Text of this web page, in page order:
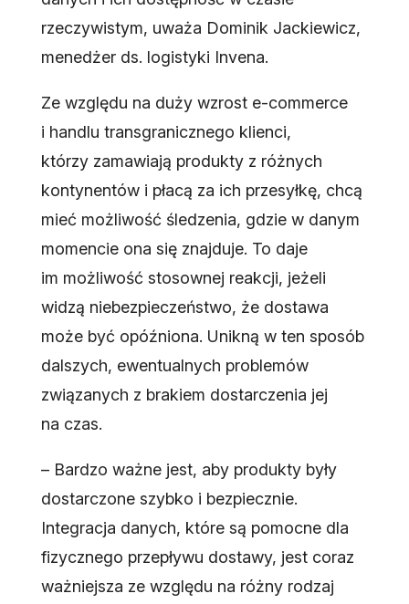
rzeczywistym, uważa Dominik Jackiewicz,
menedżer ds. logistyki Invena.
Ze względu na duży wzrost e-commerce
i handlu transgranicznego klienci,
którzy zamawiają produkty z różnych
kontynentów i płacą za ich przesyłkę, chcą
mieć możliwość śledzenia, gdzie w danym
momencie ona się znajduje. To daje
im możliwość stosownej reakcji, jeżeli
widzą niebezpieczeństwo, że dostawa
może być opóźniona. Unikną w ten sposób
dalszych, ewentualnych problemów
związanych z brakiem dostarczenia jej
na czas.
– Bardzo ważne jest, aby produkty były
dostarczone szybko i bezpiecznie.
Integracja danych, które są pomocne dla
fizycznego przepływu dostawy, jest coraz
ważniejsza ze względu na różny rodzaj